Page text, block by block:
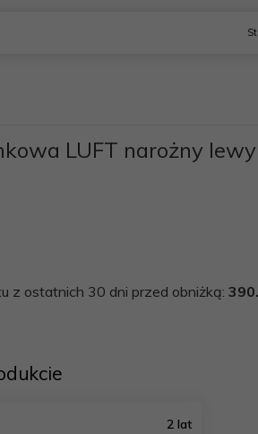
LUFT narożny
z ostatnich 30 dni przed obniżką:
2 lat